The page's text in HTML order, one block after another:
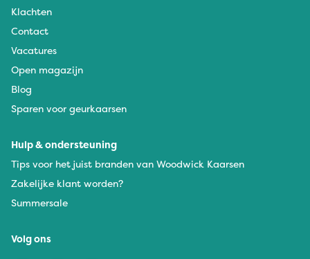
Klachten
Contact
Vacatures
Open magazijn
Blog
Sparen voor geurkaarsen
Hulp & ondersteuning
Tips voor het juist branden van Woodwick Kaarsen
Zakelijke klant worden?
Summersale
Volg ons